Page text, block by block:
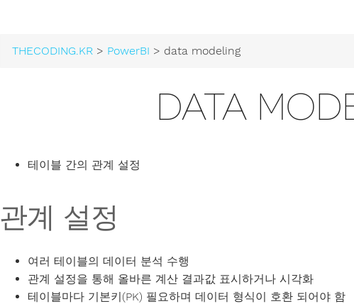
THECODING.KR> PowerBI > data modeling
DATA
테이블 간의 관계 설정
관계 설정
여러 테이블의 데이터 분석 수행
관계 설정을 통해 올바른 계산 결과값 표시하거나 시각화
테이블마다 기본키(PK) 필요하며 데이터 형식이 호환 되어야 함